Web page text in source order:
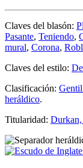
Claves del blasón:
Pasante, Teniendo,
mural, Corona,
Claves del estilo:
Clasificación:
heráldico.
Titularidad: Durkan,